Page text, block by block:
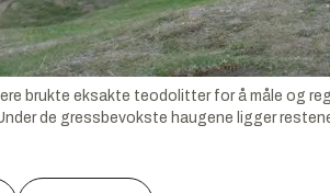
brukte eksakte teodolitter for å måle og
de gressbevokste haugene ligger